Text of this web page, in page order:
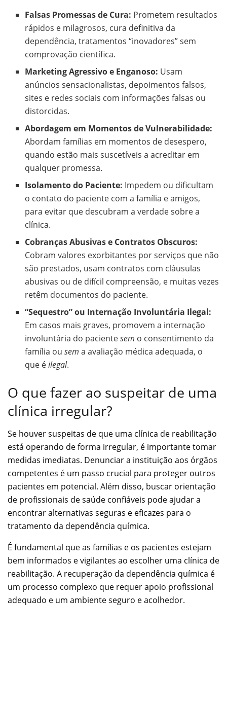
Falsas Promessas de Cura: Prometem resultados
rápidos e milagrosos, cura definitiva da
dependência, tratamentos “inovadores” sem
comprovação científica.
Marketing Agressivo e Enganoso: Usam
anúncios sensacionalistas, depoimentos falsos,
sites e redes sociais com informações falsas ou
distorcidas.
Abordagem em Momentos de Vulnerabilidade:
Abordam famílias em momentos de desespero,
quando estão mais suscetíveis a acreditar em
qualquer promessa.
Isolamento do Paciente: Impedem ou dificultam
o contato do paciente com a família e amigos,
para evitar que descubram a verdade sobre a
clínica.
Cobranças Abusivas e Contratos Obscuros:
Cobram valores exorbitantes por serviços que não
são prestados, usam contratos com cláusulas
abusivas ou de difícil compreensão, e muitas vezes
retêm documentos do paciente.
“Sequestro” ou Internação Involuntária Ilegal:
Em casos mais graves, promovem a internação
involuntária do pacientesem o consentimento da
família ousem a avaliação médica adequada, o
que éilegal.
O que fazer ao suspeitar de uma
clínica irregular?
Se houver suspeitas de que uma clínica de reabilitação
está operando de forma irregular, é importante tomar
medidas imediatas. Denunciar a instituição aos órgãos
competentes é um passo crucial para proteger outros
pacientes em potencial. Além disso, buscar orientação
de profissionais de saúde confiáveis pode ajudar a
encontrar alternativas seguras e eficazes para o
tratamento da dependência química.
É fundamental que as famílias e os pacientes estejam
bem informados e vigilantes ao escolher uma clínica de
reabilitação. A recuperação da dependência química é
um processo complexo que requer apoio profissional
adequado e um ambiente seguro e acolhedor.